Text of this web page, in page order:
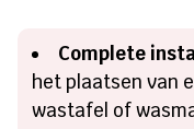
Complete
het plaatsen van
wastafel of